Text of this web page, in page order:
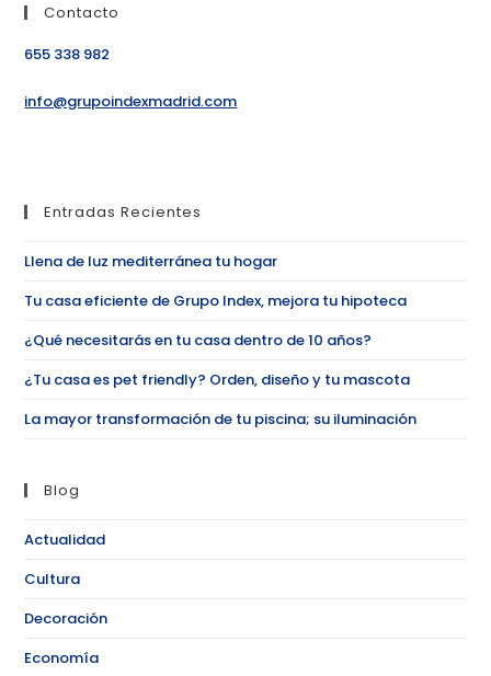
Contacto
655 338 982
info@grupoindexmadrid.com
Entradas Recientes
Llena de luz mediterránea tu hogar
Tu casa eficiente de Grupo Index, mejora tu hipoteca
¿Qué necesitarás en tu casa dentro de 10 años?
¿Tu casa es pet friendly? Orden, diseño y tu mascota
La mayor transformación de tu piscina; su iluminación
Blog
Actualidad
Cultura
Decoración
Economía